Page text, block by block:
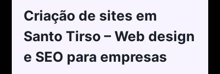
Criação de sites em
Santo Tirso – Web design
e SEO para empresas